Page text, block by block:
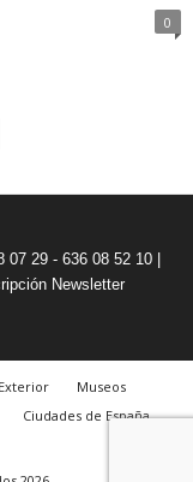
0
29 - 636 08 52 10 |
Newsletter
Museos
Ciudades de España